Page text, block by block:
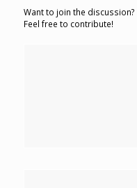
Want to join the discussion?
Feel free to contribute!